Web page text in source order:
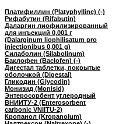
Платифиллин (Platyphylline) (-)
Рифабутин (Rifabutin)
Даларгин лиофилизированный
для инъекций 0,001 г
(Dalarginum liophilisatum pro
injectionibus 0,001 g)
Силаболин (Silabolinum)
Баклофен (Baclofen) (-)
Дигестал таблетки, покрытые
оболочкой (Digestal)
Гликодин (Glycodin)
Монизид (Monisid)
Энтеросорбент углеродный
ВНИИТУ-2 (Enterosorbent
carbonic VNIITU-2)
Кропанол (Kropanolum)